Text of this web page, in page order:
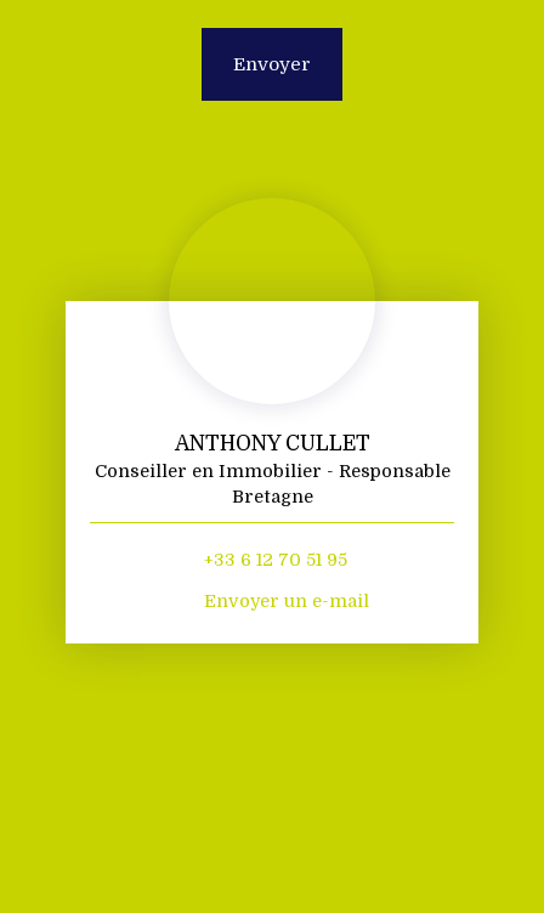
Envoyer
ANTHONY CULLET
Conseiller en Immobilier - Responsable
Bretagne
+33 6 12 70 51 95
Envoyer un e-mail